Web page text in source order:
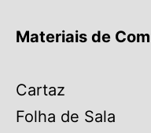
Materiais de
Cartaz
Folha de Sala